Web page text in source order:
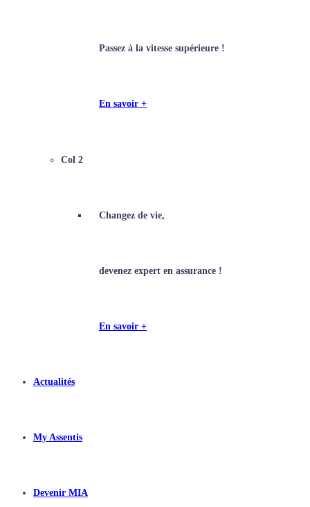
Passez à la vitesse supérieure !
En savoir +
Col 2
Changez de vie,
devenez expert en assurance !
En savoir +
Actualités
My Assentis
Devenir MIA